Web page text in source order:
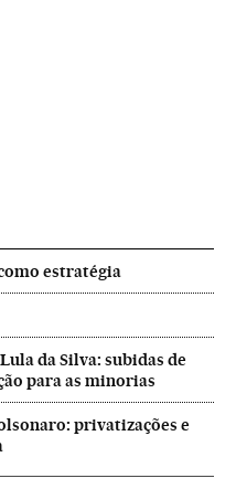
estratégia
da Silva: subidas de
para as minorias
privatizações e